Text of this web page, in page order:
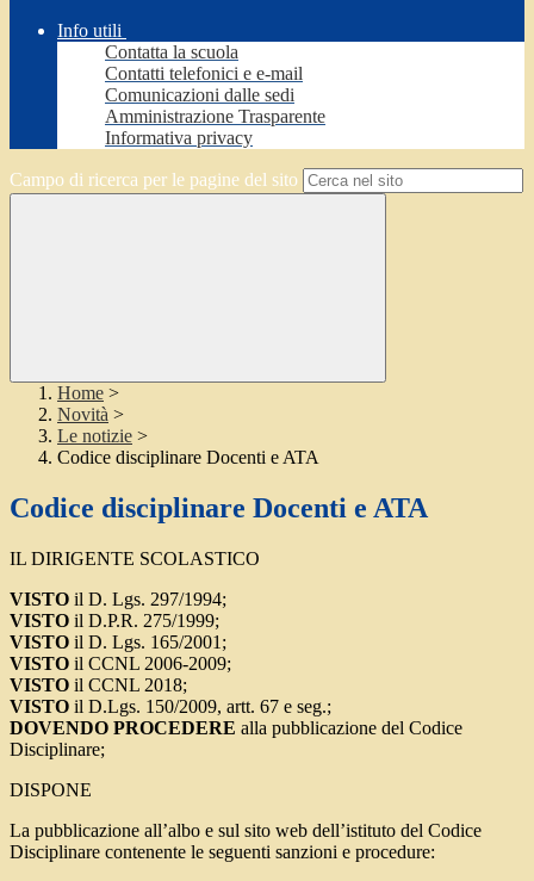
Info utili
Contatta la scuola
Contatti telefonici e e-mail
Comunicazioni dalle sedi
Amministrazione Trasparente
Informativa privacy
Campo di ricerca per le pagine del sito
Home >
Novità >
Le notizie >
Codice disciplinare Docenti e ATA
Codice disciplinare Docenti e ATA
IL DIRIGENTE SCOLASTICO
VISTO il D. Lgs. 297/1994;
VISTO il D.P.R. 275/1999;
VISTO il D. Lgs. 165/2001;
VISTO il CCNL 2006-2009;
VISTO il CCNL 2018;
VISTO il D.Lgs. 150/2009, artt. 67 e seg.;
DOVENDO PROCEDERE alla pubblicazione del Codice
Disciplinare;
DISPONE
La pubblicazione all’albo e sul sito web dell’istituto del Codice
Disciplinare contenente le seguenti sanzioni e procedure: